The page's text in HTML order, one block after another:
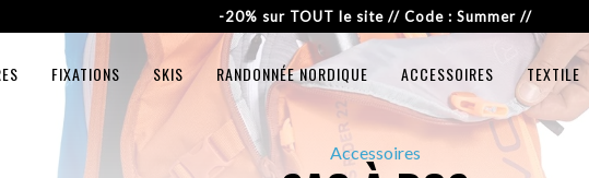
-20% sur TOUT le site // Code : Summer //
FIXATIONS SKIS RANDONNÉE NORDIQUE ACCESSOIRES TEXTILE
Accessoires